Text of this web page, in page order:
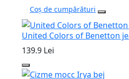
Coș de cumpărături
United Colors of Benetton
139.9 Lei